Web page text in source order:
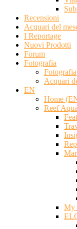
Recensioni
Acquari del
I Reportage
Nuovi Prodotti
Forum
Fotografia
Fotografia
Acquari
EN
Home
Reef
My